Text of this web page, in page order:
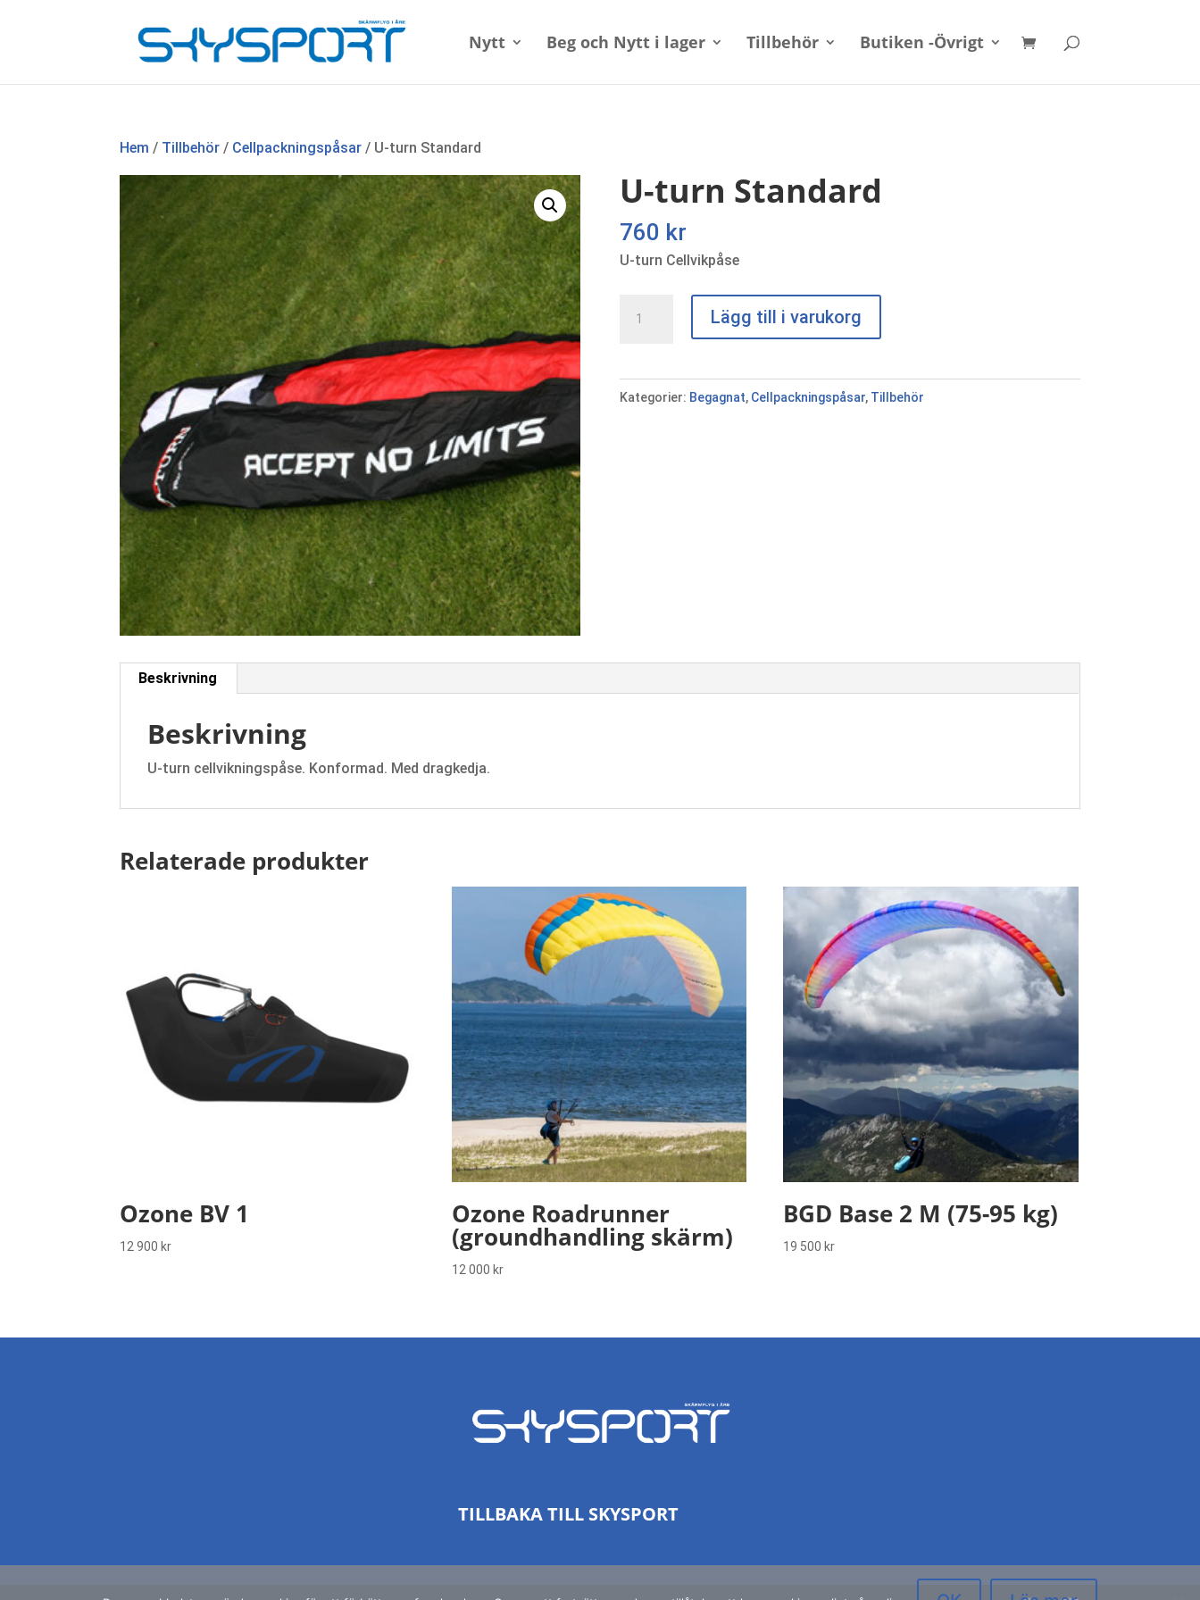
Nytt Beg och Nytt i lager Tillbehör Butiken -Övrigt
Hem / Tillbehör / Cellpackningspåsar / U-turn Standard
U-turn Standard
760 kr
U-turn Cellvikpåse
mängd
Lägg till i varukorg
Kategorier: Begagnat, Cellpackningspåsar, Tillbehör
Beskrivning
Beskrivning
U-turn cellvikningspåse. Konformad. Med dragkedja.
Relaterade produkter
Ozone BV 1
12 900 kr
Ozone Roadrunner
(groundhandling skärm)
12 000 kr
BGD Base 2 M (75-95 kg)
19 500 kr
TILLBAKA TILL SKYSPORT